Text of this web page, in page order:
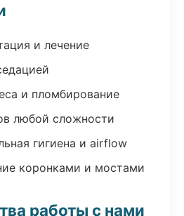
и лечение
и пломбирование
любой сложности
гигиена и airflow
коронками и мостами
работы с нами